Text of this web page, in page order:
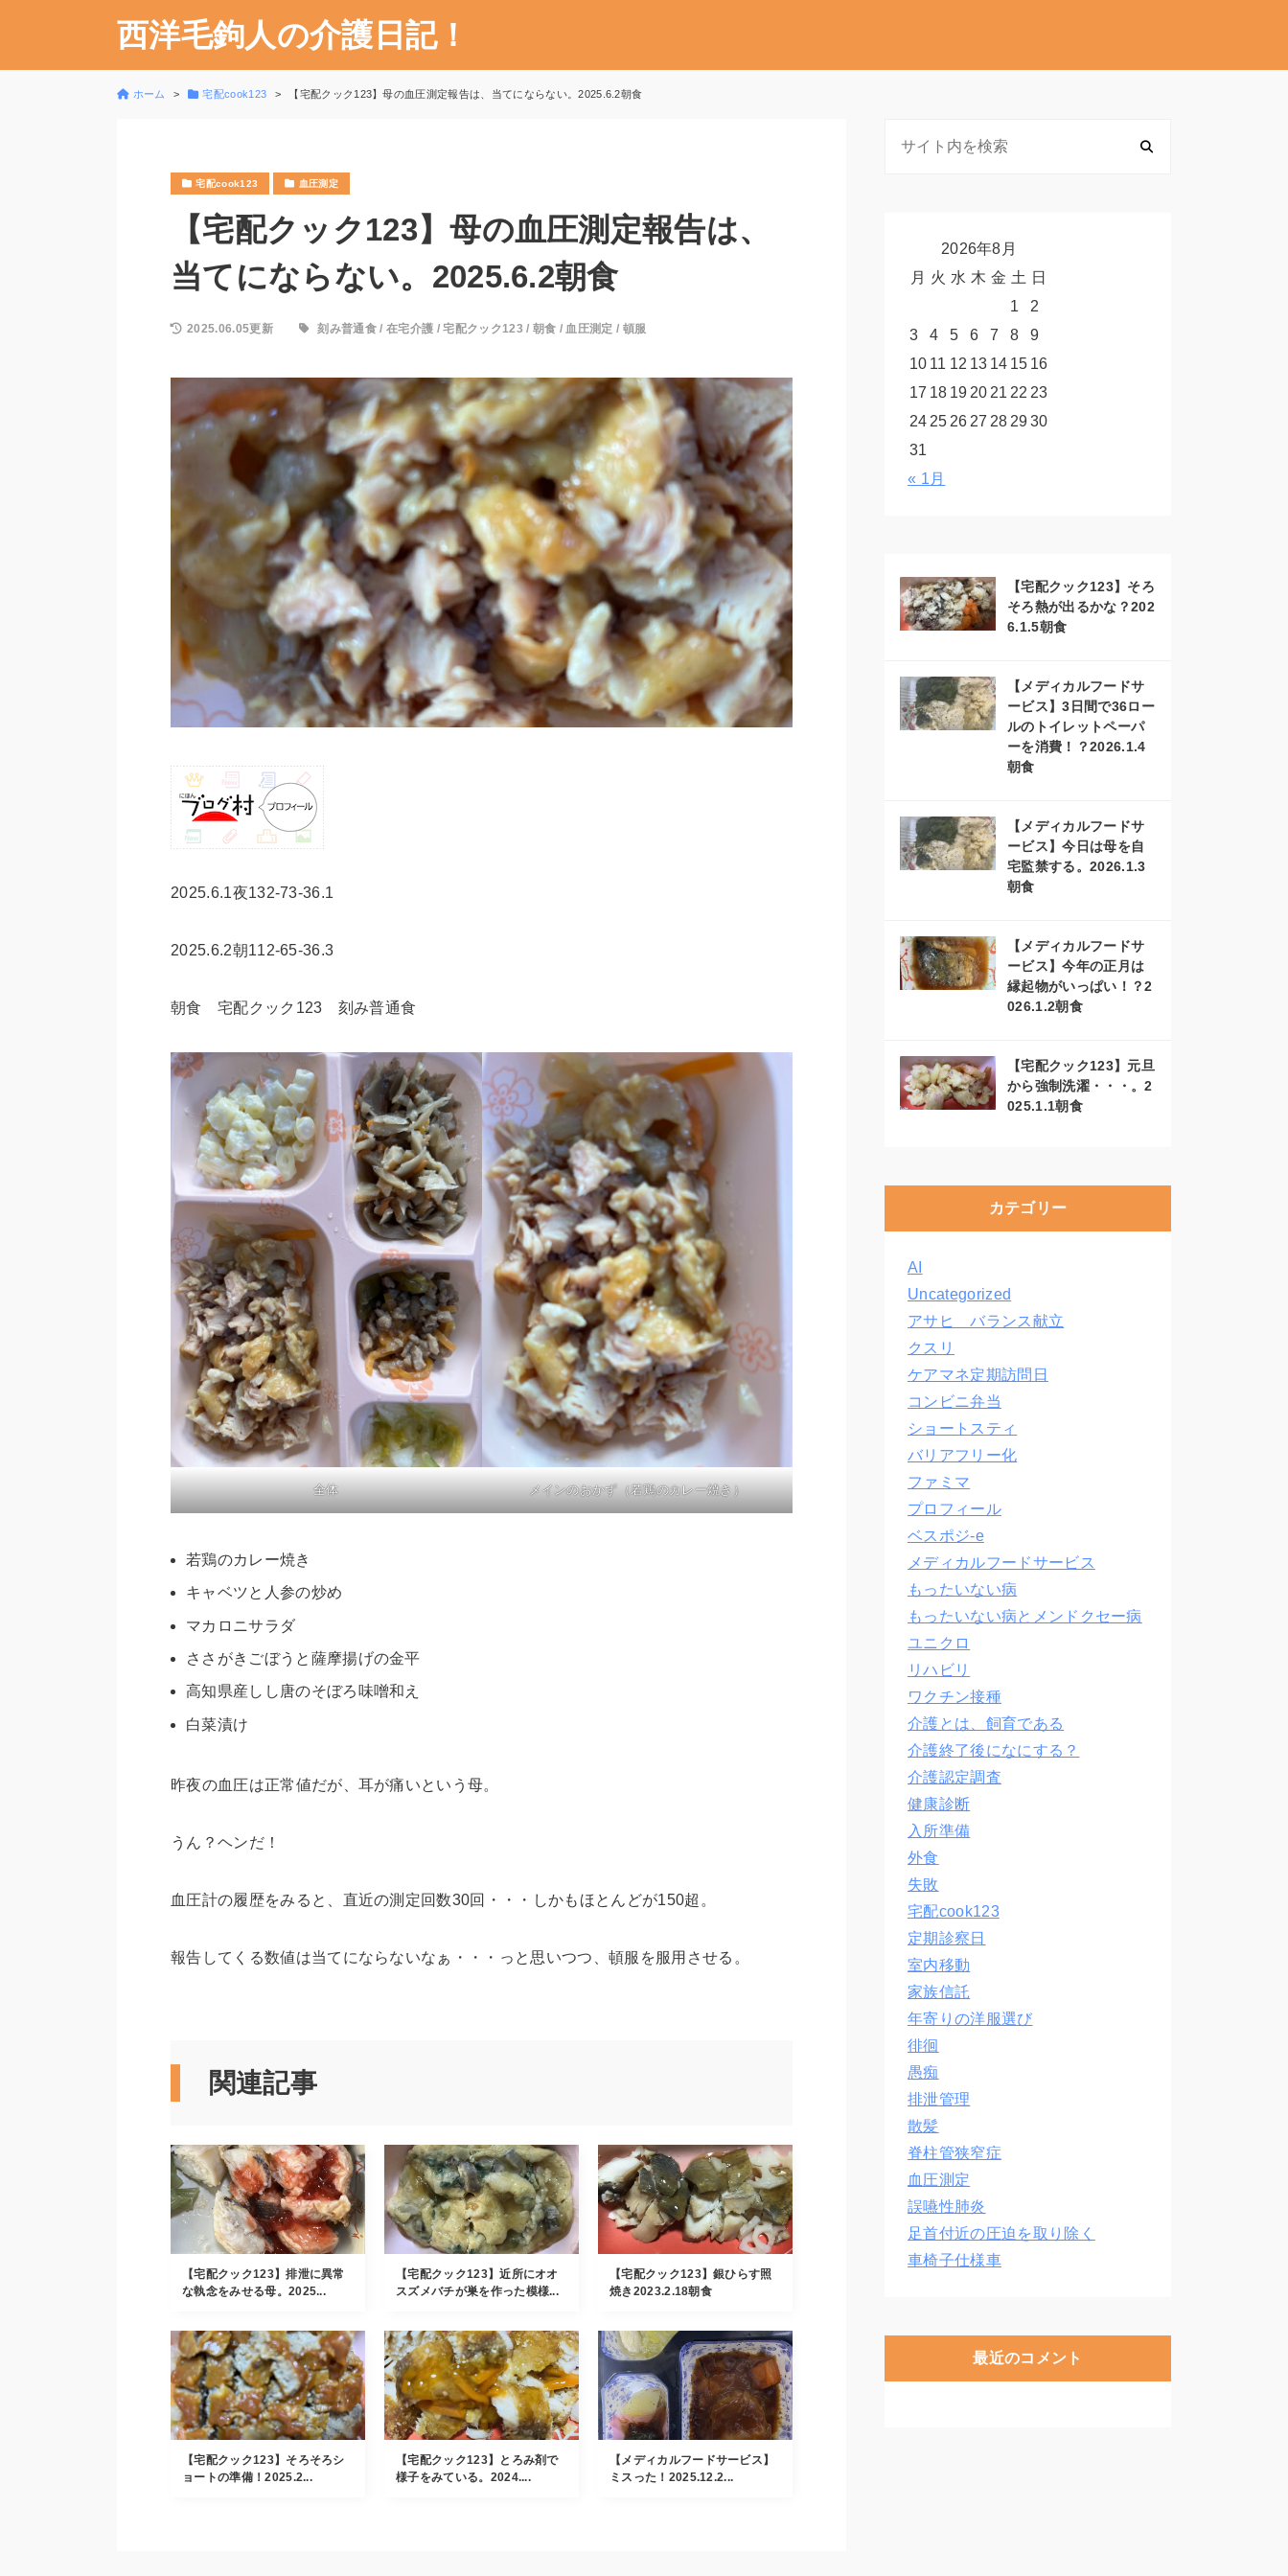
西洋毛鉤人の介護日記！
ホーム 宅配cook123 【宅配クック123】母の血圧測定報告は、当てにならない。2025.6.2朝食
宅配cook123 血圧測定
【宅配クック123】母の血圧測定報告は、
当てにならない。2025.6.2朝食
2025.06.05更新 刻み普通食 /在宅介護 /宅配クック123 / 朝食 /血圧測定 / 頓服
2025.6.1夜132-73-36.1
2025.6.2朝112-65-36.3
朝食 宅配クック123 刻み普通食
全体 メインのおかず（若鶏のカレー焼き）
若鶏のカレー焼き
キャベツと人参の炒め
マカロニサラダ
ささがきごぼうと薩摩揚げの金平
高知県産しし唐のそぼろ味噌和え
白菜漬け
昨夜の血圧は正常値だが、耳が痛いという母。
うん？ヘンだ！
血圧計の履歴をみると、直近の測定回数30回・・・しかもほとんどが150超。
報告してくる数値は当てにならないなぁ・・・っと思いつつ、頓服を服用させる。
関連記事
【宅配クック123】排泄に異常
な執念をみせる母。2025...
【宅配クック123】近所にオオ
スズメバチが巣を作った模様...
【宅配クック123】銀ひらす照
焼き2023.2.18朝食
【宅配クック123】そろそろシ
ョートの準備！2025.2...
【宅配クック123】とろみ剤で
様子をみている。2024....
【メディカルフードサービス】
ミスった！2025.12.2...
2026年8月
月 火 水 木 金 土 日
1
2
3
4 5 6 7 8
9
10 11 12 13 14 15 16
17 18 19 20 21 22 23
24 25 26 27 28 2930
31
« 1月
【宅配クック123】そろ
そろ熱が出るかな？202
6.1.5朝食
【メディカルフードサ
ービス】3日間で36ロー
ルのトイレットペーパ
ーを消費！？2026.1.4
朝食
【メディカルフードサ
ービス】今日は母を自
宅監禁する。2026.1.3
朝食
【メディカルフードサ
ービス】今年の正月は
縁起物がいっぱい！？2
026.1.2朝食
【宅配クック123】元旦
から強制洗濯・・・。2
025.1.1朝食
カテゴリー
AI
Uncategorized
アサヒ バランス献立
クスリ
ケアマネ定期訪問日
コンビニ弁当
ショートスティ
バリアフリー化
ファミマ
プロフィール
ベスポジ-e
メディカルフードサービス
もったいない病
もったいない病とメンドクセー病
ユニクロ
リハビリ
ワクチン接種
介護とは、飼育である
介護終了後になにする？
介護認定調査
健康診断
入所準備
外食
失敗
宅配cook123
定期診察日
室内移動
家族信託
年寄りの洋服選び
徘徊
愚痴
排泄管理
散髪
脊柱管狭窄症
血圧測定
誤嚥性肺炎
足首付近の圧迫を取り除く
車椅子仕様車
最近のコメント